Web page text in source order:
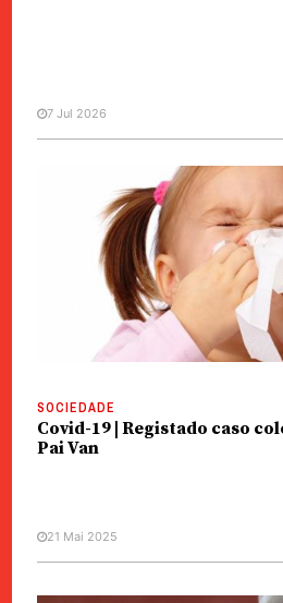
SOCIEDADE
Saúde | Um quarto
com sintomas
covid-19
7 Jul 2026
SOCIEDADE
Covid-19 | Registado caso
Pai Van
21 Mai 2025